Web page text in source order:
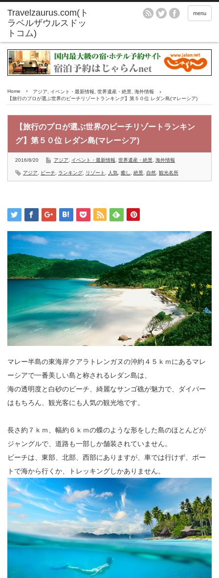
menu
Home アジア イベント・最新情報 世界遺産・絶景 海外情報
【旅行のプロが選ぶ世界のビーチリゾートランキング】第５０位 レダン島(マレーシア)
【旅行のプロが選ぶ世界のビーチリゾートランキン
グ】第５０位 レダン島(マレーシア)
2016/8/20 アジア イベント・最新情報 世界遺産・絶景 海外情報
アジア ビーチ ランキング リゾート 人気 癒し 絶景 自然 観光名所
マレー半島の東海岸クアラトレンガヌの沖約４５ｋｍにあるマレ
ーシアで一番美しい島と称されるレダン島は、
海の透明度と白砂のビーチ、綺麗なサンゴ礁が魅力で、ダイバー
はもちろん、観光客にも人気の観光地です。
長さ約７ｋｍ、幅約６ｋｍの蝶のような形をした島のほとんどが
ジャングルで、道路も一部しか舗装されていません。
ビーチは、東部、北部、西部にありますが、車では行けず、ボー
トで海から行くか、トレッキングしかありません。